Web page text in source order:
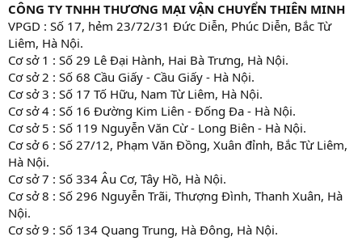
CÔNG TY TNHH THƯƠNG MẠI VẬN CHUYỂN THIÊN MINH
VPGD : Số 17, hẻm 23/72/31 Đức Diễn, Phúc Diễn, Bắc Từ
Liêm, Hà Nội.
Cơ sở 1 : Số 29 Lê Đại Hành, Hai Bà Trưng, Hà Nội.
Cơ sở 2 : Số 68 Cầu Giấy - Cầu Giấy - Hà Nội.
Cơ sở 3 : Số 17 Tố Hữu, Nam Từ Liêm, Hà Nội.
Cơ sở 4 : Số 16 Đường Kim Liên - Đống Đa - Hà Nội.
Cơ sở 5 : Số 119 Nguyễn Văn Cừ - Long Biên - Hà Nội.
Cơ sở 6 : Số 27/12, Phạm Văn Đồng, Xuân đỉnh, Bắc Từ Liêm,
Hà Nội.
Cơ sở 7 : Số 334 Âu Cơ, Tây Hồ, Hà Nội.
Cơ sở 8 : Số 296 Nguyễn Trãi, Thượng Đình, Thanh Xuân, Hà
Nội.
Cơ sở 9 : Số 134 Quang Trung, Hà Đông, Hà Nội.